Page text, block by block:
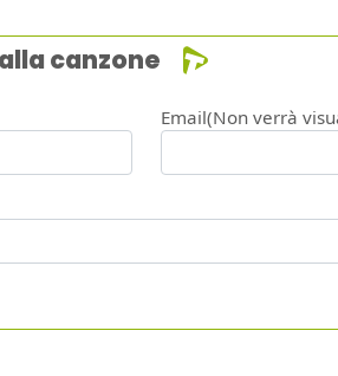
canzone
Email(Non verrà